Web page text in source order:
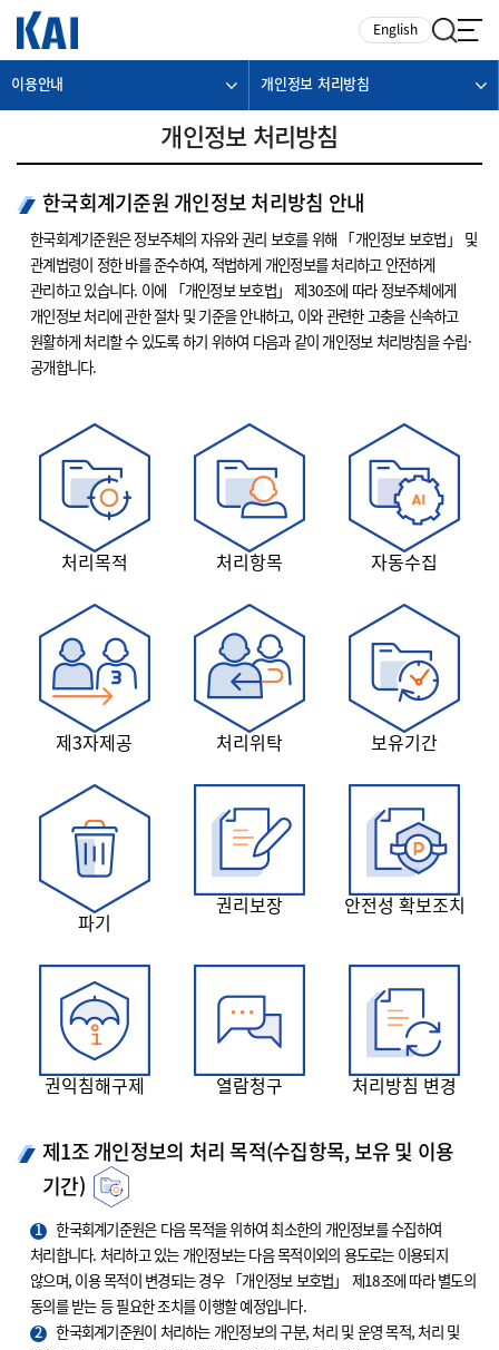
English
이용안내 개인정보 처리방침
개인정보 처리방침
한국회계기준원 개인정보 처리방침 안내
한국회계기준원은 정보주체의 자유와 권리 보호를 위해 「개인정보 보호법」 및
관계법령이 정한 바를 준수하여, 적법하게 개인정보를 처리하고 안전하게
관리하고 있습니다. 이에 「개인정보 보호법」 제30조에 따라 정보주체에게
개인정보 처리에 관한 절차 및 기준을 안내하고, 이와 관련한 고충을 신속하고
원활하게 처리할 수 있도록 하기 위하여 다음과 같이 개인정보 처리방침을 수립·
공개합니다.
처리목적 처리항목 자동수집
제3자제공 처리위탁 보유기간
파기
권리보장 안전성 확보조치
권익침해구제 열람청구 처리방침 변경
제1조 개인정보의 처리 목적(수집항목, 보유 및 이용
기간)
1
한국회계기준원은 다음 목적을 위하여 최소한의 개인정보를 수집하여
처리합니다. 처리하고 있는 개인정보는 다음 목적이외의 용도로는 이용되지
않으며, 이용 목적이 변경되는 경우 「개인정보 보호법」 제18조에 따라 별도의
동의를 받는 등 필요한 조치를 이행할 예정입니다.
2
한국회계기준원이 처리하는 개인정보의 구분, 처리 및 운영 목적, 처리 및